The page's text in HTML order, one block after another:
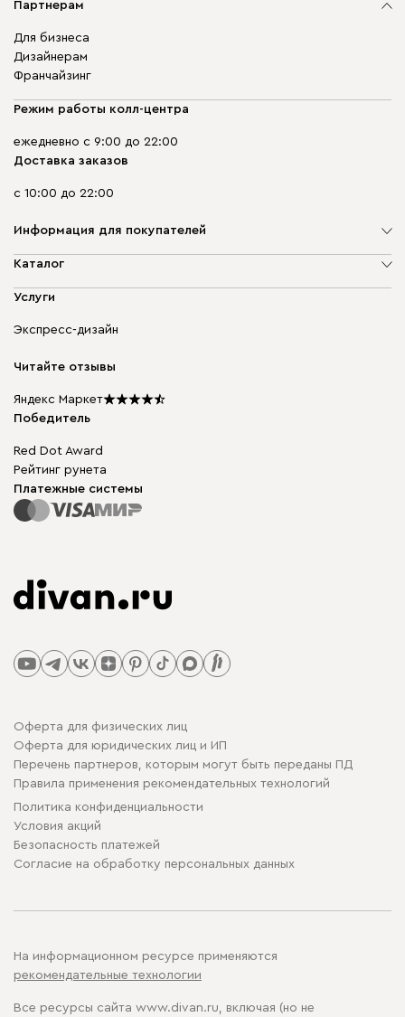
Партнерам
Для бизнеса
Дизайнерам
Франчайзинг
Режим работы колл-центра
ежедневно с 9:00 до 22:00
Доставка заказов
с 10:00 до 22:00
Информация для покупателей
О компании
Доставка и оплата
диван.клуб
Подарочные сертификаты
Мы в прессе
Каталог
Мягкая мебель
Бескаркасная мебель
Столы и стулья
Услуги
Экспресс-дизайн
Читайте отзывы
Яндекс Маркет
Победитель
Red Dot Award
Рейтинг рунета
Платежные системы
Оферта для физических лиц
Оферта для юридических лиц и ИП
Перечень партнеров, которым могут быть переданы ПД
Правила применения рекомендательных технологий
Политика конфиденциальности
Условия акций
Безопасность платежей
Cогласие на обработку персональных данных
На информационном ресурсе применяются
рекомендательные технологии
Все ресурсы сайта www.divan.ru, включая (но не